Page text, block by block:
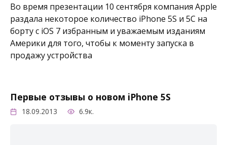
Во время презентации 10 сентября компания Apple
раздала некоторое количество iPhone 5S и 5C на
борту с iOS 7 избранным и уважаемым изданиям
Америки для того, чтобы к моменту запуска в
продажу устройства
Первые отзывы о новом iPhone 5S
18.09.2013 6.9к.